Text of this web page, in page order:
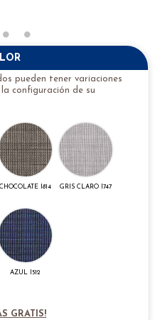
pueden tener variaciones
configuración de su
CHOCOLATE I814 GRIS CLARO I747
AZUL I512
GRATIS!